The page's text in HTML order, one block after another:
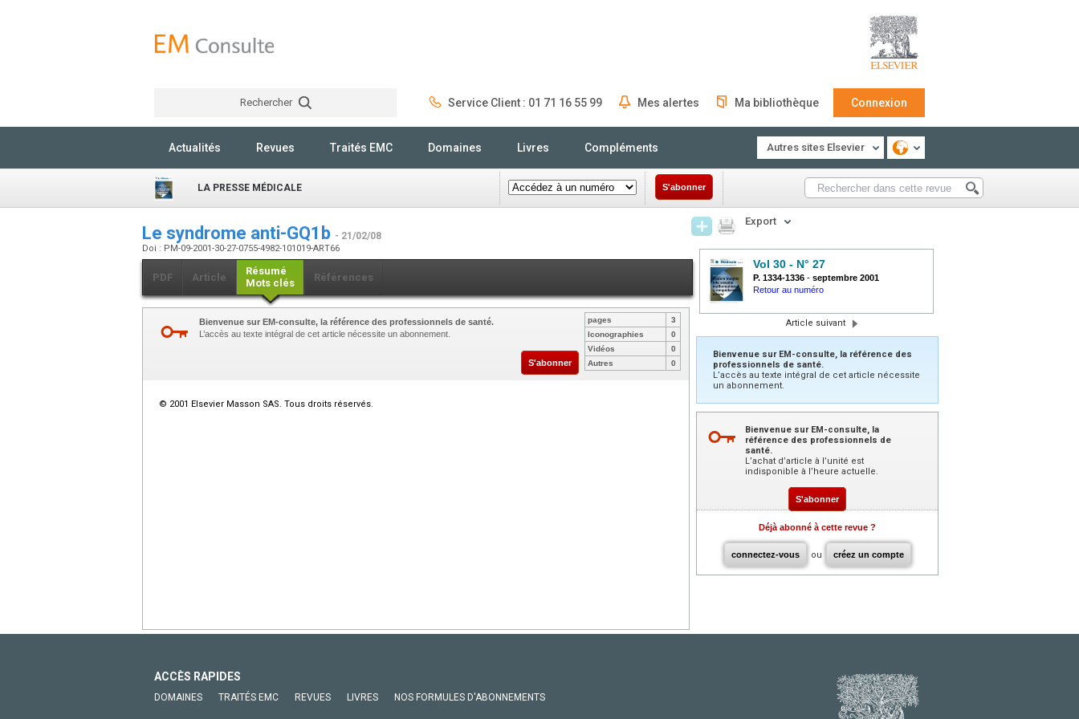
Rechercher Service Client : 01 71 16 55 99 Mes alertes Ma bibliothèque Connexion
Actualités Revues Traités EMC Domaines Livres Compléments Autres sites Elsevier
LA PRESSE MÉDICALE S'abonner
Le syndrome anti-GQ1b - 21/02/08
Doi : PM-09-2001-30-27-0755-4982-101019-ART66
PDF Article
Résumé
Mots clés
Références
Bienvenue sur EM-consulte, la référence des professionnels de santé.
L’accès au texte intégral de cet article nécessite un abonnement.
S'abonner
pages
3
Iconographies
0
Vidéos
0
Autres
0
© 2001 Elsevier Masson SAS. Tous droits réservés.
Export
Vol 30 - N° 27
P. 1334-1336 - septembre 2001
Retour au numéro
Article suivant
Bienvenue sur EM-consulte, la référence des
professionnels de santé.
L’accès au texte intégral de cet article nécessite
un abonnement.
Bienvenue sur EM-consulte, la
référence des professionnels de
santé.
L’achat d’article à l’unité est
indisponible à l’heure actuelle.
S'abonner
Déjà abonné à cette revue ?
connectez-vous ou créez un compte
ACCÈS RAPIDES
DOMAINES TRAITÉS EMC REVUES LIVRES NOS FORMULES D'ABONNEMENTS